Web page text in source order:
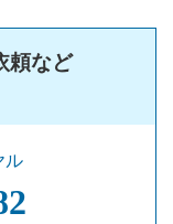
頼など
ル